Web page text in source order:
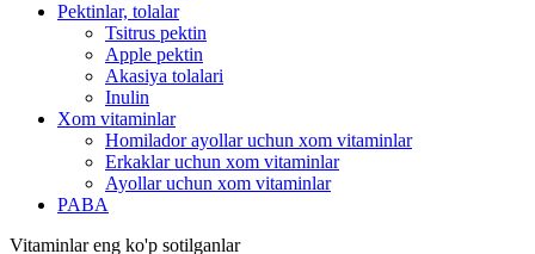
Pektinlar, tolalar
Tsitrus pektin
Apple pektin
Akasiya tolalari
Inulin
Xom vitaminlar
Homilador ayollar uchun xom vitaminlar
Erkaklar uchun xom vitaminlar
Ayollar uchun xom vitaminlar
PABA
Vitaminlar eng ko'p sotilganlar